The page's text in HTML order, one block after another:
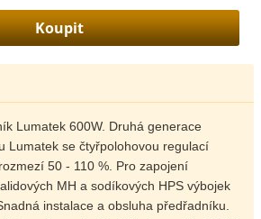
Lumatek 600W. Druhá generace
Lumatek se čtyřpolohovou regulací
50 - 110 %. Pro zapojení
MH a sodíkových HPS výbojek
instalace a obsluha předřadníku.